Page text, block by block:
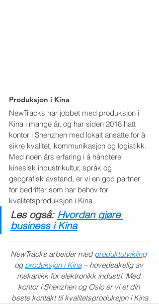
Produksjon i Kina
NewTracks har jobbet med produksjon i
Kina i mange år, og har siden 2018 hatt
kontor i Shenzhen med lokalt ansatte for å
sikre kvalitet, kommunikasjon og logistikk.
Med noen års erfaring i å håndtere
kinesisk industrikultur, språk og
geografisk avstand, er vi en god partner
for bedrifter som har behov for
kvalitetsproduksjon i Kina.
Les også: Hvordan gjøre
business i Kina
NewTracks arbeider med produktutvikling
og produksjon i Kina – hovedsakelig av
mekanikk for elektronikk industri. Med
kontor i Shenzhen og Oslo er vi et din
beste kontakt til kvalitetsproduksjon i Kina